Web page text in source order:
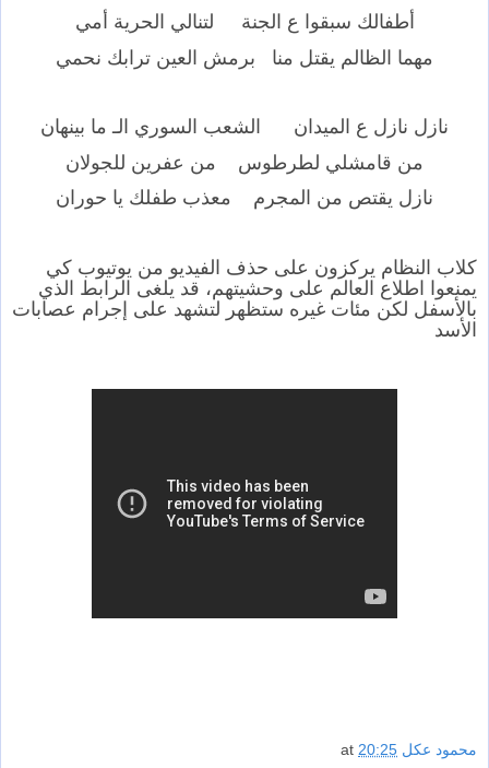
أطفالك سبقوا ع الجنة لتنالي الحرية أمي
مهما الظالم يقتل منا برمش العين ترابك نحمي
نازل نازل ع الميدان الشعب السوري الـ ما بينهان
من قامشلي لطرطوس من عفرين للجولان
نازل يقتص من المجرم معذب طفلك يا حوران
كلاب النظام يركزون على حذف الفيديو من يوتيوب كي
يمنعوا اطلاع العالم على وحشيتهم، قد يلغى الرابط الذي
بالأسفل لكن مئات غيره ستظهر لتشهد على إجرام عصابات
الأسد
محمود عكل at 20:25